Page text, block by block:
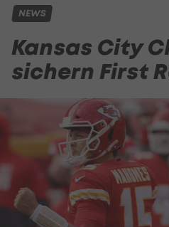
NEWS
Kansas City
sichern First